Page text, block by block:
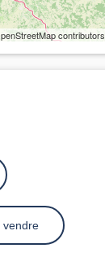
contributors
vendre